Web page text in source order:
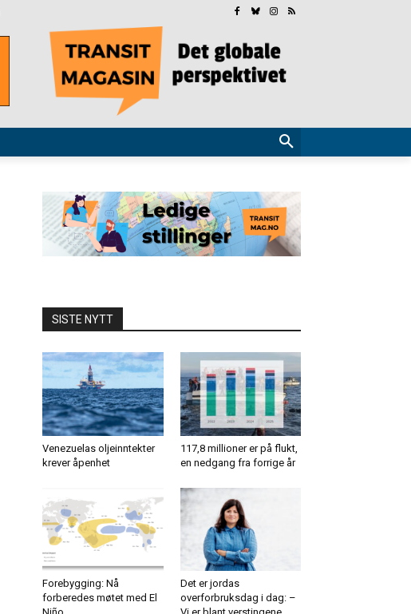
SISTE NYTT
Venezuelas oljeinntekter
krever åpenhet
117,8 millioner er på flukt,
en nedgang fra forrige år
Forebygging: Nå
forberedes møtet med El
Det er jordas
overforbruksdag i dag: –